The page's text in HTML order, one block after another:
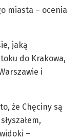
miasta – ocenia
jaką
do Krakowa,
i
że Chęciny są
–